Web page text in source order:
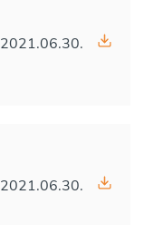
2021.06.30.
2021.06.30.